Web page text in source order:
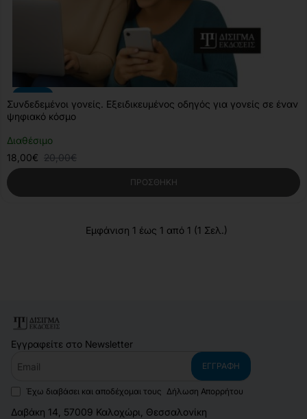
-10%
Διαθέσιμο
Συνδεδεμένοι γονείς. Εξειδικευμένος οδηγός για γονείς σε έναν
ψηφιακό κόσμο
18,00€ 20,00€
ΠΡΟΣΘΉΚΗ
Εμφάνιση 1 έως 1 από 1 (1 Σελ.)
Εγγραφείτε στο Newsletter
ΕΓΓΡΑΦΉ
Έχω διαβάσει και αποδέχομαι τους Δήλωση Απορρήτου
Δαβάκη 14, 57009 Καλοχώρι, Θεσσαλονίκη